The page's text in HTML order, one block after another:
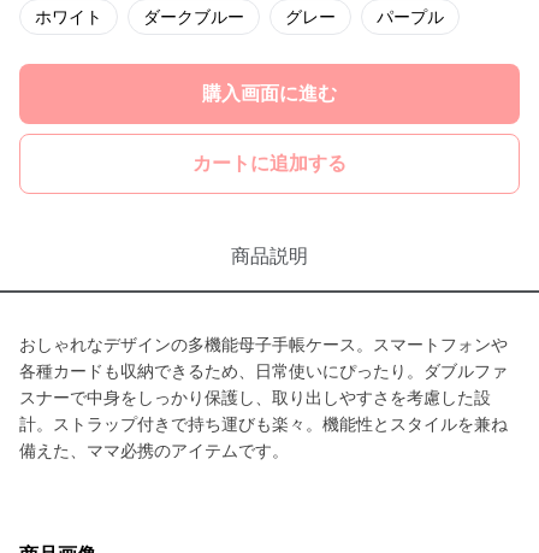
ホワイト ダークブルー グレー パープル
購入画面に進む
カートに追加する
商品説明
おしゃれなデザインの多機能母子手帳ケース。スマートフォンや
各種カードも収納できるため、日常使いにぴったり。ダブルファ
スナーで中身をしっかり保護し、取り出しやすさを考慮した設
計。ストラップ付きで持ち運びも楽々。機能性とスタイルを兼ね
備えた、ママ必携のアイテムです。